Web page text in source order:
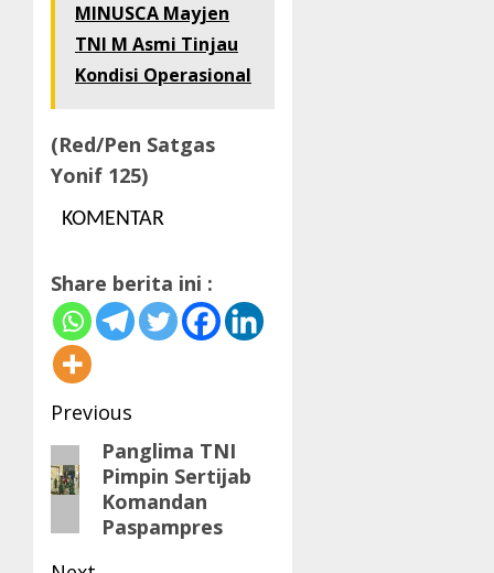
MINUSCA Mayjen
TNI M Asmi Tinjau
Kondisi Operasional
(Red/Pen Satgas
Yonif 125)
KOMENTAR
Share berita ini :
Post
navigation
Previous
Previous
post:
Panglima TNI
Pimpin Sertijab
Komandan
Paspampres